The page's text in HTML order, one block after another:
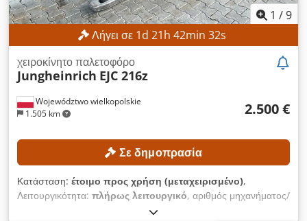
1 /9
Λήγει σε 1d 21h 42min 30s
Województwo wielkopolskie
1.505 km
χειροκίνητο παλετοφόρο
Jungheinrich EJC 216z
2.500 €
Σε δημοπρασία
Κατάσταση: έτοιμο προς χρήση (μεταχειρισμένο),
Λειτουργικότητα: πλήρως λειτουργικό, αριθμός μηχανήματος/
, Έτος κατασκευής: